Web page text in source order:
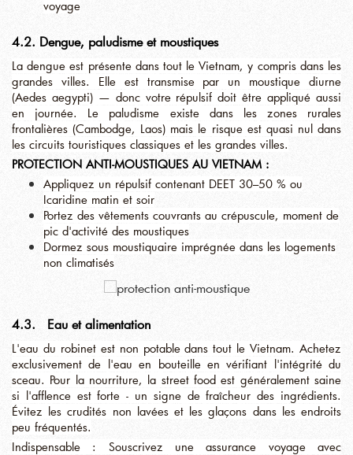
voyage
4.2. Dengue, paludisme et moustiques
La dengue est présente dans tout le Vietnam, y compris dans les
grandes villes. Elle est transmise par un moustique diurne
(Aedes aegypti) — donc votre répulsif doit être appliqué aussi
en journée. Le paludisme existe dans les zones rurales
frontalières (Cambodge, Laos) mais le risque est quasi nul dans
les circuits touristiques classiques et les grandes villes.
PROTECTION ANTI-MOUSTIQUES AU VIETNAM :
Appliquez un répulsif contenant DEET 30–50 % ou
Icaridine matin et soir
Portez des vêtements couvrants au crépuscule, moment de
pic d'activité des moustiques
Dormez sous moustiquaire imprégnée dans les logements
non climatisés
4.3. Eau et alimentation
L'eau du robinet est non potable dans tout le Vietnam. Achetez
exclusivement de l'eau en bouteille en vérifiant l'intégrité du
sceau. Pour la nourriture, la street food est généralement saine
si l'afflence est forte - un signe de fraîcheur des ingrédients.
Évitez les crudités non lavées et les glaçons dans les endroits
peu fréquentés.
Indispensable : Souscrivez une assurance voyage avec